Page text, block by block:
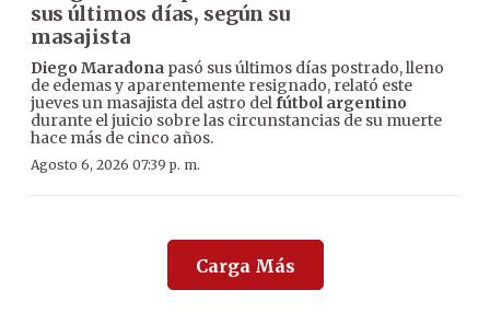
sus últimos días, según su
masajista
Diego Maradona pasó sus últimos días postrado, lleno
de edemas y aparentemente resignado, relató este
jueves un masajista del astro delfútbol argentino
durante el juicio sobre las circunstancias de su muerte
hace más de cinco años.
Agosto 6, 2026 07:39 p. m.
Carga Más